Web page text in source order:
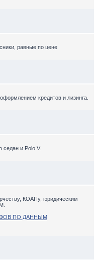
равные по цене
кредитов и лизинга.
седан и Polo V.
КОАПу, юридическим
ПО ДАННЫМ